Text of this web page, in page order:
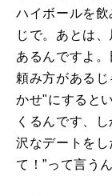
ハイボールを
じで。あとは
あるんですよ
頼み方がある
かせ"にすると
くるんです、
沢なデートをし
て！”って言う